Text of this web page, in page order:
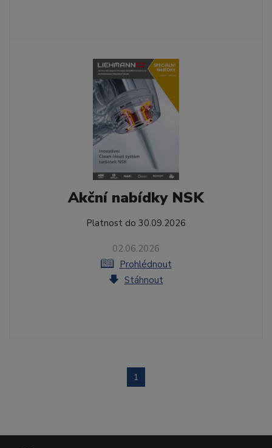
Akční nabídky NSK
Platnost do 30.09.2026
02.06.2026
Prohlédnout
Stáhnout
1